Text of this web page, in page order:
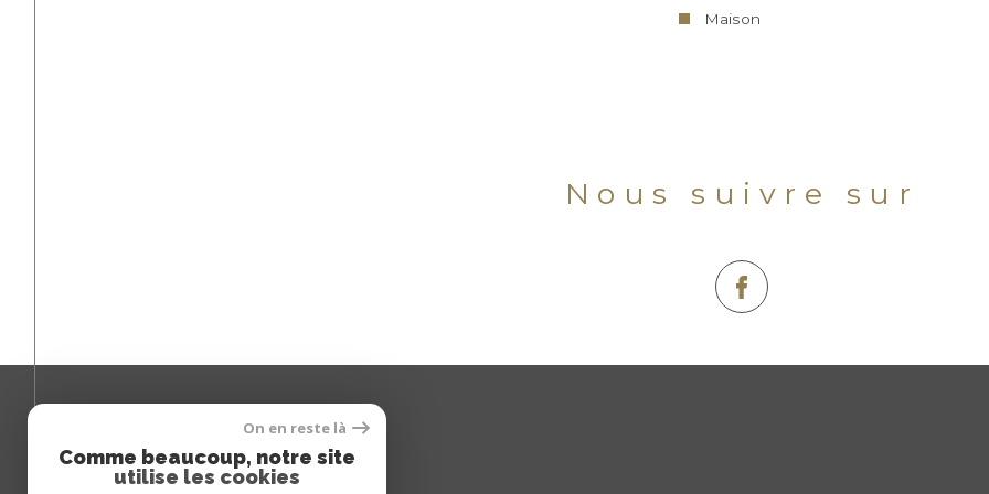
Maison
Nous suivre sur
Espace
PROPRIÉTAIRE
On en reste là
Comme beaucoup, notre site
utilise les cookies